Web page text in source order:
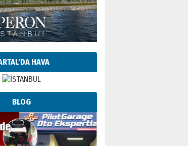
HAVA
BLOG